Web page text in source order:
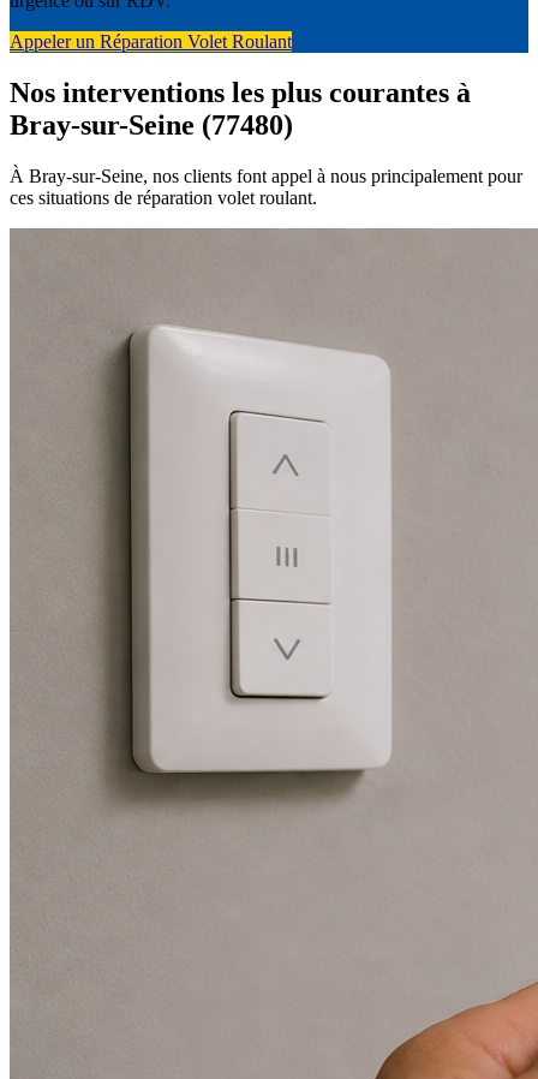
Appeler un Réparation Volet Roulant
Nos interventions les plus courantes à
Bray-sur-Seine (77480)
À Bray-sur-Seine, nos clients font appel à nous principalement pour
ces situations de réparation volet roulant.